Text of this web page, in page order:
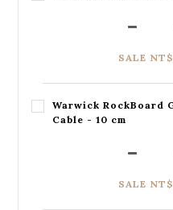
SALE
Warwick RockBoard
Cable - 10 cm
SALE